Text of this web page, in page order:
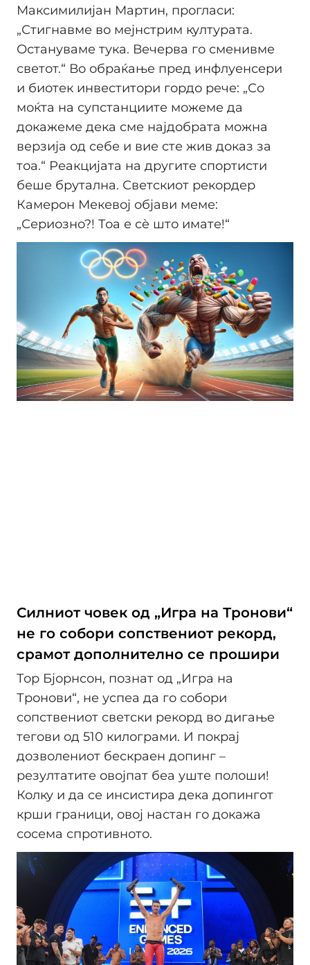
Максимилијан Мартин, прогласи:
„Стигнавме во мејнстрим културата.
Остануваме тука. Вечерва го сменивме
светот.“ Во обраќање пред инфлуенсери
и биотек инвеститори гордо рече: „Со
моќта на супстанциите можеме да
докажеме дека сме најдобрата можна
верзија од себе и вие сте жив доказ за
тоа.“ Реакцијата на другите спортисти
беше брутална. Светскиот рекордер
Камерон Мекевој објави меме:
„Сериозно?! Тоа е сè што имате!“
Силниот човек од „Игра на Тронови“
не го собори сопствениот рекорд,
срамот дополнително се прошири
Тор Бјорнсон, познат од „Игра на
Тронови“, не успеа да го собори
сопствениот светски рекорд во дигање
тегови од 510 килограми. И покрај
дозволениот бескраен допинг –
резултатите овојпат беа уште полоши!
Колку и да се инсистира дека допингот
крши граници, овој настан го докажа
сосема спротивното.